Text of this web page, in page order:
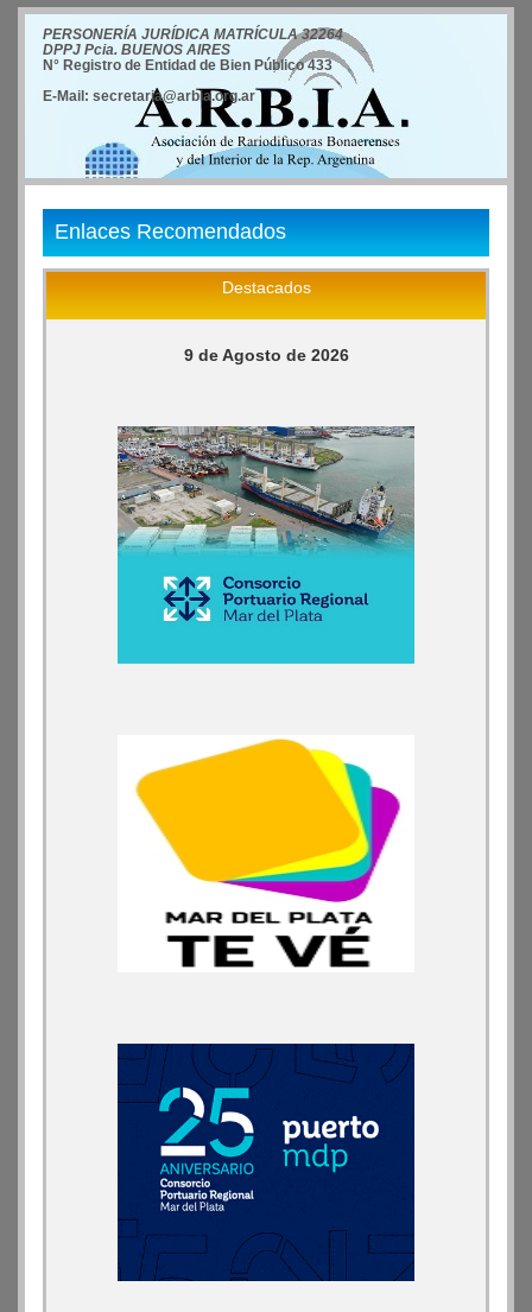
PERSONERÍA JURÍDICA MATRÍCULA 32264
DPPJ Pcia. BUENOS AIRES
N° Registro de Entidad de Bien Público 433
E-Mail: secretaria@arbia.org.ar
Enlaces Recomendados
Destacados
9 de Agosto de 2026